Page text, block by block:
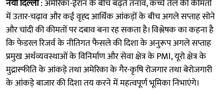
नयी दिल्ली: अमेरिका-ईरान के बीच बढ़ते तनाव, कच्चे तेल की कीमतों
में उतार-चढ़ाव और कई वृह्द आर्थिक आंकड़ों के बीच अगले सप्ताह सोने
और चांदी की कीमतों पर दबाव बना रह सकता है। विश्लेषक का कहना है
कि फेडरल रिजर्व के नीतिगत फैसले की दिशा के अनुरूप अगले सप्ताह
प्रमुख अर्थव्यवस्थाओं के विनिर्माण और सेवा क्षेत्र के PMI, यूरो क्षेत्र के
मुद्रास्फीति के आंकड़े तथा अमेरिका के गैर-कृषि रोजगार तथा बेरोजगारी
के आंकड़े बाजार की दिशा तय करने में महत्वपूर्ण भूमिका निभाएंगे।